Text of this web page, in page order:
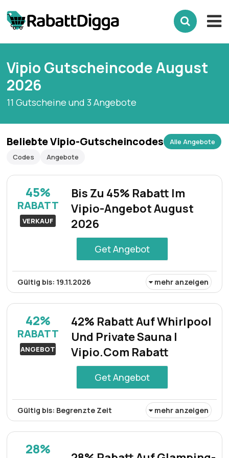
Vipio Gutscheincode August
2026
11 Gutscheine und 3 Angebote
Beliebte Vipio-Gutscheincodes
Alle Angebote
Codes
Angebote
45%
RABATT
VERKAUF
Bis Zu 45% Rabatt Im
Vipio-Angebot August
2026
Get Angebot
Gültig bis: 19.11.2026 mehr anzeigen
Buchungen über Vipio und erhalten Zugang zu
einzigartigen Unterkünften und Erlebnissen.
42%
RABATT
ANGEBOT
42% Rabatt Auf Whirlpool
Und Private Sauna |
Vipio.Com Rabatt
Get Angebot
Gültig bis: Begrenzte Zeit mehr anzeigen
einen luxuriösen und erholsamen Urlaub zu einem
28%